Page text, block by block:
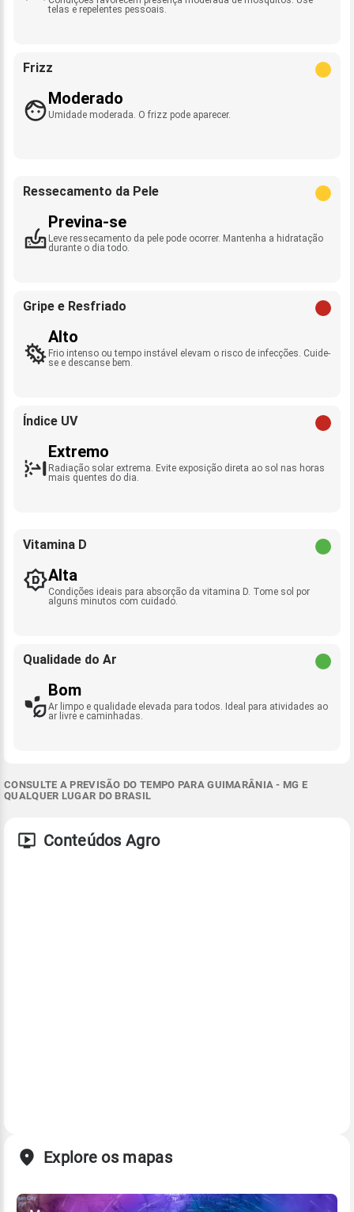
telas e repelentes pessoais.
Frizz
Moderado
Umidade moderada. O frizz pode aparecer.
Ressecamento da Pele
Previna-se
Leve ressecamento da pele pode ocorrer. Mantenha a hidratação
durante o dia todo.
Gripe e Resfriado
Alto
Frio intenso ou tempo instável elevam o risco de infecções. Cuide-
se e descanse bem.
Índice UV
Extremo
Radiação solar extrema. Evite exposição direta ao sol nas horas
mais quentes do dia.
Vitamina D
Alta
Condições ideais para absorção da vitamina D. Tome sol por
alguns minutos com cuidado.
Qualidade do Ar
Bom
Ar limpo e qualidade elevada para todos. Ideal para atividades ao
ar livre e caminhadas.
CONSULTE A PREVISÃO DO TEMPO PARA GUIMARÂNIA - MG E
QUALQUER LUGAR DO BRASIL
Conteúdos Agro
Explore os mapas